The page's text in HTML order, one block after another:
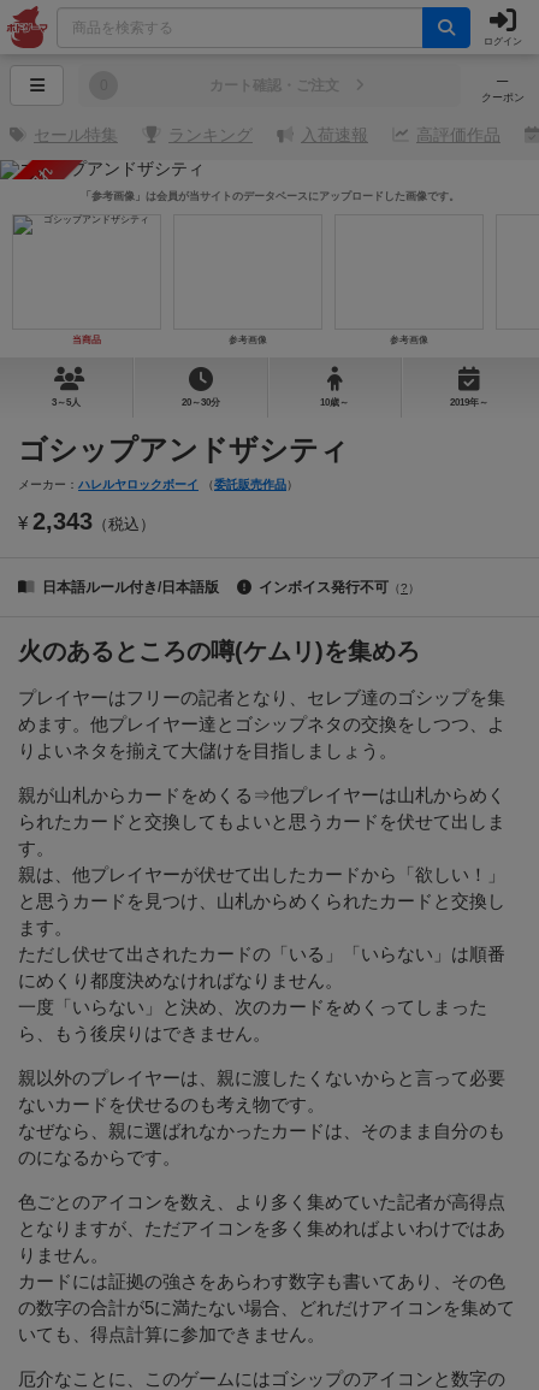
ログイン
─
クーポン
カート確認・ご注文
セール特集 ランキング 入荷速報 高評価作品
売り切れ
当商品 参考画像 参考画像
「参考画像」は会員が当サイトのデータベースにアップロードした画像です。
3～5人 20～30分 10歳～ 2019年～
ゴシップアンドザシティ
メーカー： ハレルヤロックボーイ （委託販売作品）
¥ 2,343 （税込）
日本語ルール付き/日本語版 インボイス発行不可 （? ）
火のあるところの噂(ケムリ)を集めろ
プレイヤーはフリーの記者となり、セレブ達のゴシップを集
めます。他プレイヤー達とゴシップネタの交換をしつつ、よ
りよいネタを揃えて大儲けを目指しましょう。
親が山札からカードをめくる⇒他プレイヤーは山札からめく
られたカードと交換してもよいと思うカードを伏せて出しま
す。
親は、他プレイヤーが伏せて出したカードから「欲しい！」
と思うカードを見つけ、山札からめくられたカードと交換し
ます。
ただし伏せて出されたカードの「いる」「いらない」は順番
にめくり都度決めなければなりません。
一度「いらない」と決め、次のカードをめくってしまった
ら、もう後戻りはできません。
親以外のプレイヤーは、親に渡したくないからと言って必要
ないカードを伏せるのも考え物です。
なぜなら、親に選ばれなかったカードは、そのまま自分のも
のになるからです。
色ごとのアイコンを数え、より多く集めていた記者が高得点
となりますが、ただアイコンを多く集めればよいわけではあ
りません。
カードには証拠の強さをあらわす数字も書いてあり、その色
の数字の合計が5に満たない場合、どれだけアイコンを集めて
いても、得点計算に参加できません。
厄介なことに、このゲームにはゴシップのアイコンと数字の